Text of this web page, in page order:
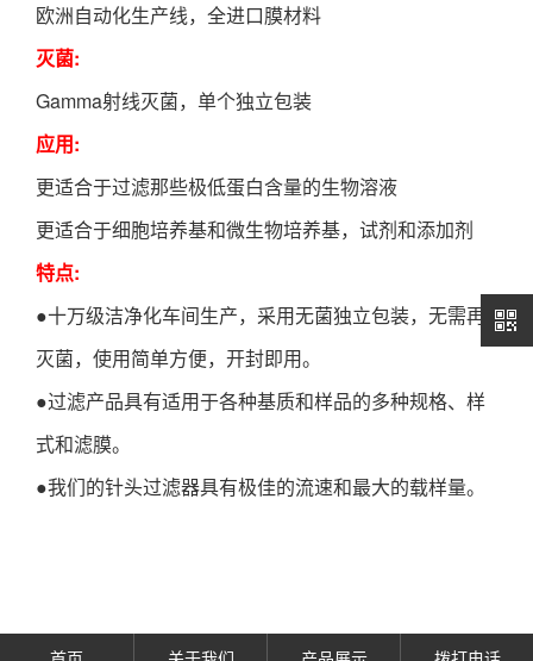
欧洲自动化生产线，全进口膜材料
灭菌:
Gamma射线灭菌，单个独立包装
应用 :
更适合于过滤那些极低蛋白含量的生物溶液
更适合于细胞培养基和微生物培养基，试剂和添加剂
特点:
●十万级洁净化车间生产，采用无菌独立包装，无需再
灭菌，使用简单方便，开封即用。
●过滤产品具有适用于各种基质和样品的多种规格、样
式和滤膜。
●我们的针头过滤器具有极佳的流速和最大的载样量。